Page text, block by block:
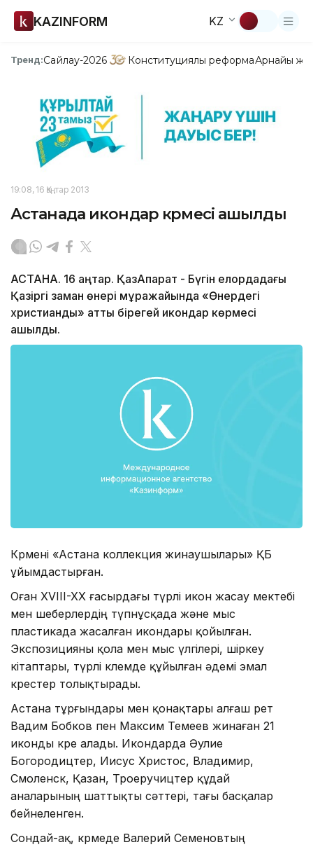
KAZINFORM KZ
Тренд:Сайлау-2026 Конституциялық реформаАрнайы
19:08, 16 Қаңтар 2013
Астанада икондар көрмесі ашылды
АСТАНА. 16 қаңтар. ҚазАқпарат - Бүгін елордадағы
Қазіргі заман өнері мұражайында «Өнердегі
христиандық» атты бірегей икондар көрмесі
ашылды.
Көрмені «Астана коллекция жинаушылары» ҚБ
ұйымдастырған.
Оған XVIII-XX ғасырдағы түрлі икон жасау мектебі
мен шеберлердің түпнұсқада және мыс
пластикада жасалған икондары қойылған.
Экспозицияны қола мен мыс үлгілері, шіркеу
кітаптары, түрлі көлемде құйылған әдемі эмал
крестер толықтырады.
Астана тұрғындары мен қонақтары алғаш рет
Вадим Бобков пен Максим Темеев жинаған 21
иконды көре алады. Икондарда Әулие
Богородицтер, Иисус Христос, Владимир,
Смоленск, Қазан, Троеручицтер құдай
аналарының шаттықты сәттері, тағы басқалар
бейнеленген.
Сондай-ақ, көрмеде Валерий Семеновтың